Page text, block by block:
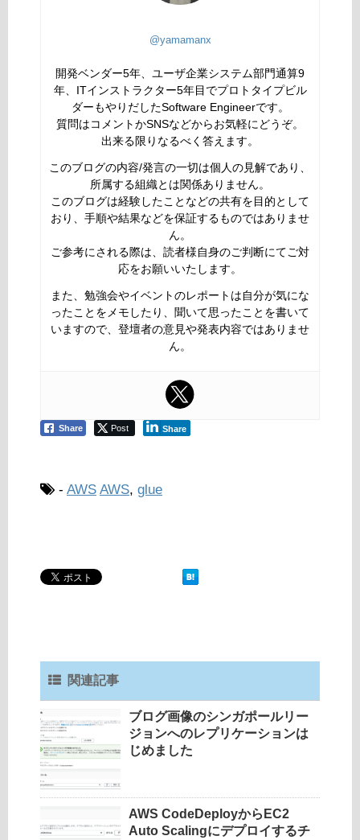
@yamamanx
開発ベンダー5年、ユーザ企業システム部門通算9
年、ITインストラクター5年目でプロトタイプビル
ダーもやりだしたSoftware Engineerです。
質問はコメントかSNSなどからお気軽にどうぞ。
出来る限りなるべく答えます。
このブログの内容/発言の一切は個人の見解であり、
所属する組織とは関係ありません。
このブログは経験したことなどの共有を目的として
おり、手順や結果などを保証するものではありませ
ん。
ご参考にされる際は、読者様自身のご判断にてご対
応をお願いいたします。
また、勉強会やイベントのレポートは自分が気にな
ったことをメモしたり、聞いて思ったことを書いて
いますので、登壇者の意見や発表内容ではありませ
ん。
Share Post Share
- AWS AWS, glue
関連記事
ブログ画像のシンガポールリー
ジョンへのレプリケーションは
じめました
AWS CodeDeployからEC2
Auto Scalingにデプロイするチ